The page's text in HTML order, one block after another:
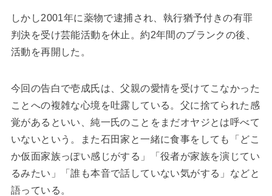
しかし2001年に薬物で逮捕され、執行猶予付きの有罪
判決を受け芸能活動を休止。約2年間のブランクの後、
活動を再開した。
今回の告白で壱成氏は、父親の愛情を受けてこなかった
ことへの複雑な心境を吐露している。父に捨てられた感
覚があるといい、純一氏のことをまだオヤジとは呼べて
いないという。また石田家と一緒に食事をしても「どこ
か仮面家族っぽい感じがする」「役者が家族を演じてい
るみたい」「誰も本音で話していない気がする」などと
語っている。